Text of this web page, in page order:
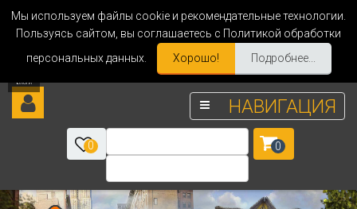
Мы используем файлы cookie и рекомендательные технологии.
Пользуясь сайтом, вы соглашаетесь с Политикой обработки
персональных данных.
Хорошо! Подробнее...
НАВИГАЦИЯ
0 0